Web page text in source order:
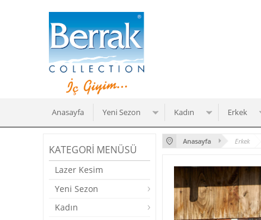
Anasayfa Yeni Sezon Kadın Erkek
KATEGORI MENÜSÜ
Lazer Kesim
Yeni Sezon
Kadın
Anasayfa Erkek